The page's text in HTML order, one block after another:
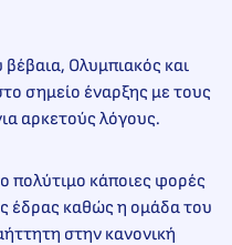
Ολυμπιακός και
σημείο έναρξης με τους
αρκετούς λόγους.
πολύτιμο κάποιες φορές
έδρας καθώς η ομάδα του
στην κανονική